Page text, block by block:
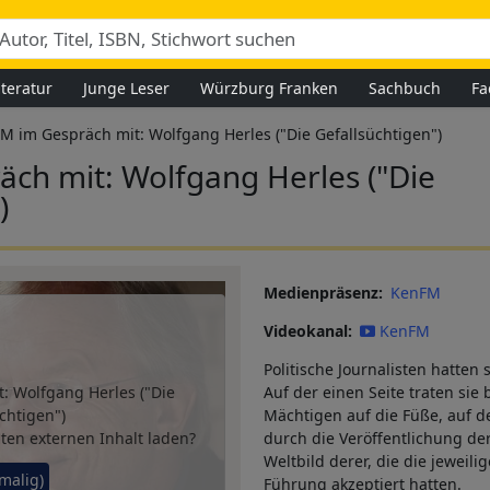
Junge Leser Würzburg Franken Sachbuch
im Gespräch mit: Wolfgang Herles ("Die Gefallsüchtigen")
mit: Wolfgang Herles ("Die
Wolfgang Herles ("Die
externen Inhalt laden?
Medienpräsenz
KenFM
Videokanal
KenFM
Politische Journalisten hatten
Auf der einen Seite traten sie
Mächtigen auf die Füße, auf
durch die Veröffentlichung
Weltbild derer, die die
Führung akzeptiert hatten.